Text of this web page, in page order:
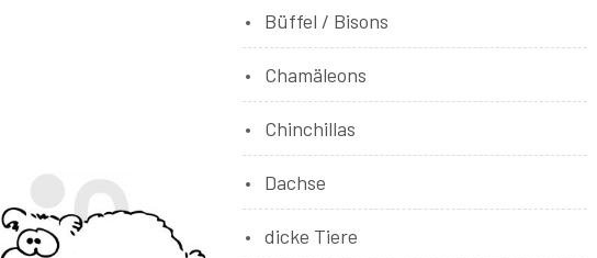
Büffel / Bisons
Chamäleons
Chinchillas
Dachse
dicke Tiere